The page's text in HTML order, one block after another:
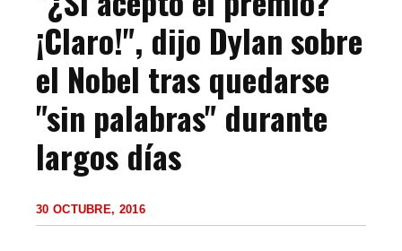
¡Claro!", dijo Dylan sobre
el Nobel tras quedarse
"sin palabras" durante
largos días
30 OCTUBRE, 2016